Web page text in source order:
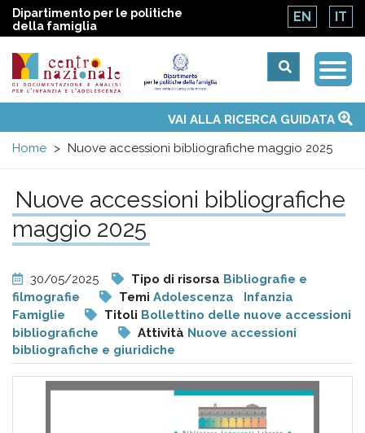
Dipartimento per le politiche
della famiglia
EN IT
Centro
nazionale
di
Documentazione
e
analisi
pr
l'infanzia
menu
Temi
Attività
Convenzione ONUVAI ALLA RICERCA GUIDATA
Home
Nuove accessioni bibliografiche maggio 2025
Nuove accessioni bibliografiche
maggio 2025
30/05/2025 Tipo di risorsa Bibliografie e
filmografie
Temi Adolescenza
Infanzia
Famiglie
Titoli Bollettino delle nuove accessioni
bibliografiche
Attività Nuove accessioni
bibliografiche e giuridiche